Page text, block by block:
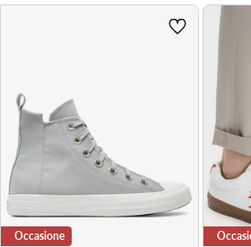
Occasione